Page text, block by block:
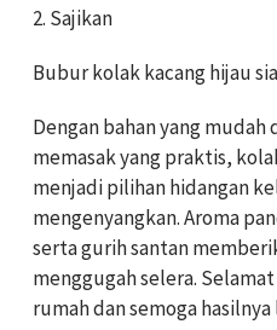
2. Sajikan
Bubur kolak kacang hijau
Dengan bahan yang
memasak yang praktis,
menjadi pilihan hidangan
mengenyangkan. Aroma
serta gurih santan
menggugah selera.
rumah dan semoga